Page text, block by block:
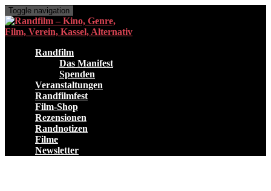
Toggle navigation
Randfilm
Das Manifest
Spenden
Veranstaltungen
Randfilmfest
Film-Shop
Rezensionen
Randnotizen
Filme
Newsletter